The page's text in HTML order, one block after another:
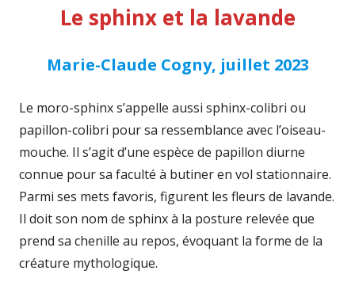
Le sphinx et la lavande
Marie-Claude Cogny, juillet 2023
Le moro-sphinx s’appelle aussi sphinx-colibri ou
papillon-colibri pour sa ressemblance avec l’oiseau-
mouche. Il s’agit d’une espèce de papillon diurne
connue pour sa faculté à butiner en vol stationnaire.
Parmi ses mets favoris, figurent les fleurs de lavande.
Il doit son nom de sphinx à la posture relevée que
prend sa chenille au repos, évoquant la forme de la
créature mythologique.